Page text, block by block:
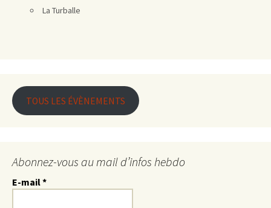
La Turballe
TOUS LES ÉVÈNEMENTS
Abonnez-vous au mail d’infos hebdo
E-mail*